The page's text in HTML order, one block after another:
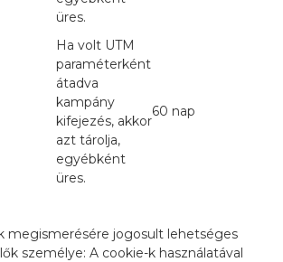
üres.
Ha volt UTM
paraméterként
átadva
kampány
kifejezés, akkor
azt tárolja,
egyébként
üres.
60 nap
megismerésére jogosult lehetséges
személye: A cookie-k használatával